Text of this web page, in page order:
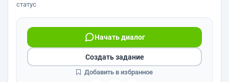
статус
Начать диалог
Создать задание
Добавить в избранное